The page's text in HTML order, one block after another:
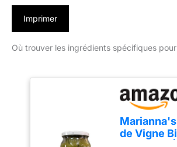
Imprimer
Où trouver les ingrédients spécifiques
de Vigne